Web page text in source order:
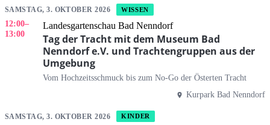
SAMSTAG, 3. OKTOBER 2026 WISSEN
12:00–
13:00
Landesgartenschau Bad Nenndorf
Tag der Tracht mit dem Museum Bad
Nenndorf e.V. und Trachtengruppen aus der
Umgebung
Vom Hochzeitsschmuck bis zum No-Go der Österten Tracht
Kurpark Bad Nenndorf
SAMSTAG, 3. OKTOBER 2026 KINDER